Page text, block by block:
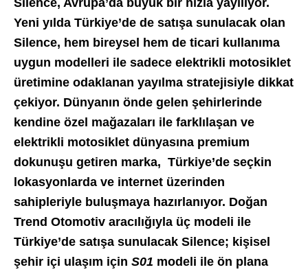
Silence, Avrupa’da büyük bir hızla yayılıyor.
Yeni yılda Türkiye’de de satışa sunulacak olan
Silence, hem bireysel hem de ticari kullanıma
uygun modelleri ile sadece elektrikli motosiklet
üretimine odaklanan yayılma stratejisiyle dikkat
çekiyor. Dünyanın önde gelen şehirlerinde
kendine özel mağazaları ile farklılaşan ve
elektrikli motosiklet dünyasına premium
dokunuşu getiren marka, Türkiye’de seçkin
lokasyonlarda ve internet üzerinden
sahipleriyle buluşmaya hazırlanıyor. Doğan
Trend Otomotiv aracılığıyla üç modeli ile
Türkiye’de satışa sunulacak Silence; kişisel
şehir içi ulaşım için S01 modeli ile ön plana